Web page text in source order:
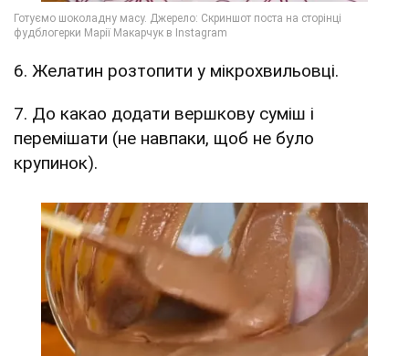
6. Желатин розтопити у мікрохвильовці.
7. До какао додати вершкову суміш і
перемішати (не навпаки, щоб не було
крупинок).